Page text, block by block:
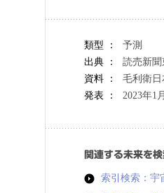
類型 ：
予測
出典 ：
読売新聞
資料 ：
毛利衛日
発表 ：
2023年1
関連する未来を
索引検索：宇